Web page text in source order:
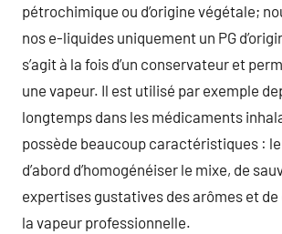
pétrochimique ou d’origine végétale;
nos e-liquides uniquement un PG
s’agit à la fois d’un conservateur et
une vapeur. Il est utilisé par exemple
longtemps dans les médicaments
possède beaucoup caractéristiques :
d’abord d’homogénéiser le mixe, de
expertises gustatives des arômes et de
la vapeur professionnelle.